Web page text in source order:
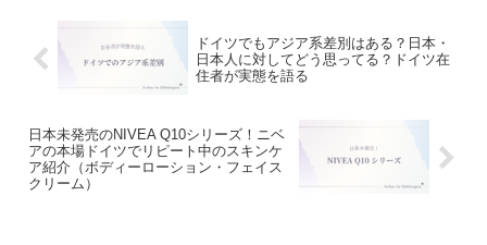
ドイツでもアジア系差別はある？日本・
日本人に対してどう思ってる？ドイツ在
住者が実態を語る
日本未発売のNIVEA Q10シリーズ！ニベ
アの本場ドイツでリピート中のスキンケ
ア紹介（ボディーローション・フェイス
クリーム）